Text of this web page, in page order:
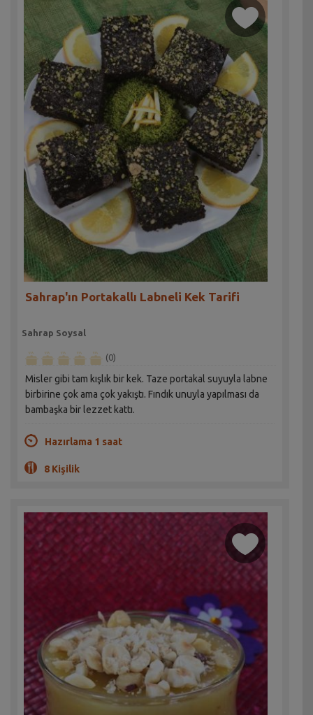
Sahrap'ın Portakallı Labneli Kek Tarifi
Sahrap Soysal
(0)
Misler gibi tam kışlık bir kek. Taze portakal suyuyla labne
birbirine çok ama çok yakıştı. Fındık unuyla yapılması da
bambaşka bir lezzet kattı.
Hazırlama 1 saat
8 Kişilik